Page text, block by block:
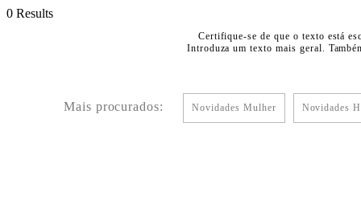
0 Results
Certifique-se de que o texto está
Introduza um texto mais geral.
Mais procurados: Novidades Mulher Novidades